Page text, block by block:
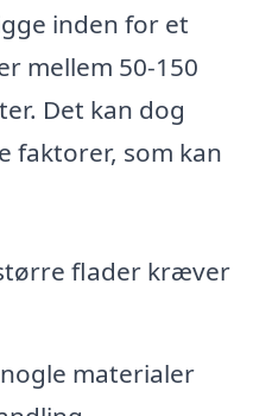
inden for et
mellem 50-150
Det kan dog
faktorer, som kan
flader kræver
materialer